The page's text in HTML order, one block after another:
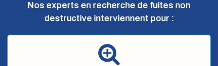
Nos experts en recherche de fuites non
destructive interviennent pour :